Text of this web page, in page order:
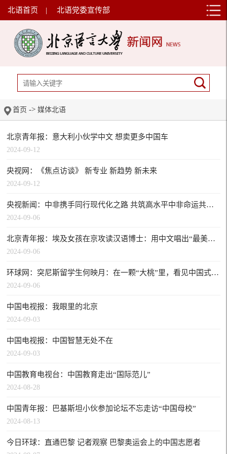
北语首页 | 北语党委宣传部
首页 -> 媒体北语
北京青年报：意大利小伙学中文 想卖更多中国车
2024-09-12
央视网：《焦点访谈》 新专业 新趋势 新未来
2024-09-12
央视新闻：中非携手同行现代化之路 共筑高水平中非命运共同体
2024-09-06
北京青年报：埃及女孩在京攻读汉语博士：用中文唱出“最美的期待”丨洋北漂眼中的中国机会
2024-09-06
环球网：突尼斯留学生何映月：在一颗“大桃”里，看见中国式现代化的勃勃生机
2024-09-06
中国电视报：我眼里的北京
2024-09-03
中国电视报：中国智慧无处不在
2024-09-03
中国教育电视台：中国教育走出“国际范儿”
2024-08-28
中国青年报：巴基斯坦小伙参加论坛不忘走访“中国母校”
2024-08-13
今日环球：直通巴黎 记者观察 巴黎奥运会上的中国志愿者